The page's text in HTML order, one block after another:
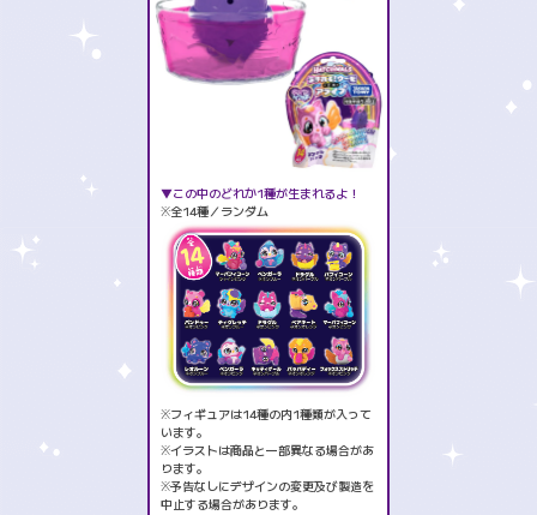
▼この中のどれか1種が生まれるよ！
※全14種／ランダム
※フィギュアは14種の内1種類が入って
います。
※イラストは商品と一部異なる場合があ
ります。
※予告なしにデザインの変更及び製造を
中止する場合があります。